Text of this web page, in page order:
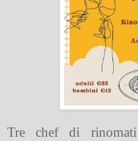
Tre chef di rinomati